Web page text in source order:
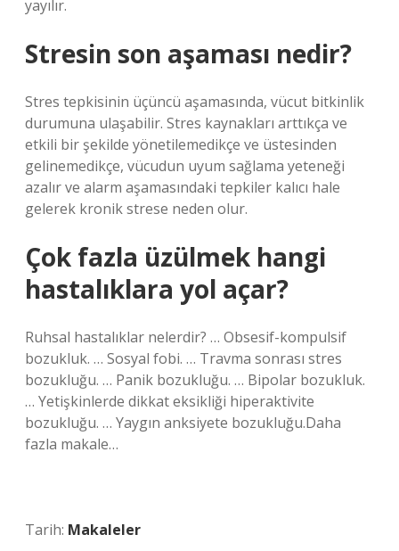
yayılır.
Stresin son aşaması nedir?
Stres tepkisinin üçüncü aşamasında, vücut bitkinlik
durumuna ulaşabilir. Stres kaynakları arttıkça ve
etkili bir şekilde yönetilemedikçe ve üstesinden
gelinemedikçe, vücudun uyum sağlama yeteneği
azalır ve alarm aşamasındaki tepkiler kalıcı hale
gelerek kronik strese neden olur.
Çok fazla üzülmek hangi
hastalıklara yol açar?
Ruhsal hastalıklar nelerdir? … Obsesif-kompulsif
bozukluk. … Sosyal fobi. … Travma sonrası stres
bozukluğu. … Panik bozukluğu. … Bipolar bozukluk.
… Yetişkinlerde dikkat eksikliği hiperaktivite
bozukluğu. … Yaygın anksiyete bozukluğu.Daha
fazla makale…
Tarih: Makaleler